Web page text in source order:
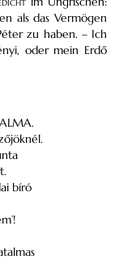
als das Vermögen
zu haben. – Ich
oder mein Erdő
bíró